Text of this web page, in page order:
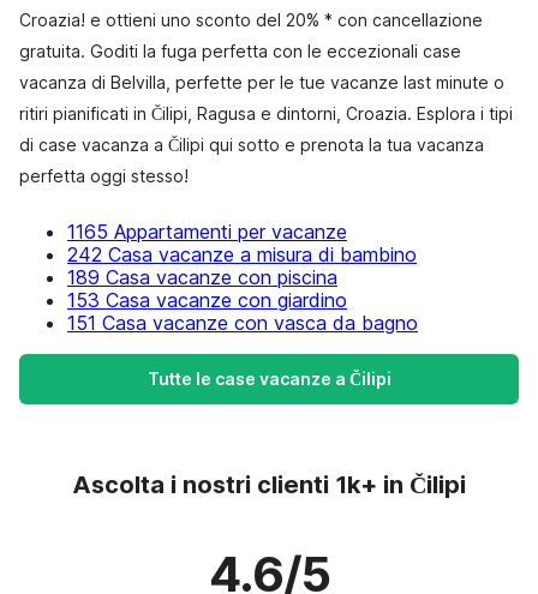
Croazia! e ottieni uno sconto del 20% * con cancellazione
gratuita. Goditi la fuga perfetta con le eccezionali case
vacanza di Belvilla, perfette per le tue vacanze last minute o
ritiri pianificati in Čilipi, Ragusa e dintorni, Croazia. Esplora i tipi
di case vacanza a Čilipi qui sotto e prenota la tua vacanza
perfetta oggi stesso!
1165 Appartamenti per vacanze
242 Casa vacanze a misura di bambino
189 Casa vacanze con piscina
153 Casa vacanze con giardino
151 Casa vacanze con vasca da bagno
Tutte le case vacanze a Čilipi
Ascolta i nostri clienti 1k+ in Čilipi
4.6/5